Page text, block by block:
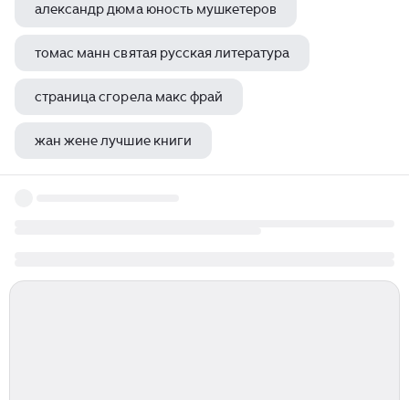
александр дюма юность мушкетеров
томас манн святая русская литература
страница сгорела макс фрай
жан жене лучшие книги